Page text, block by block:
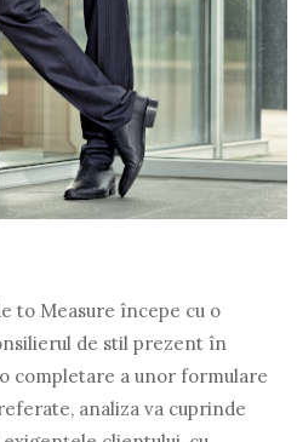
to Measure începe cu o
de stil prezent în
completare a unor formulare
analiza va cuprinde